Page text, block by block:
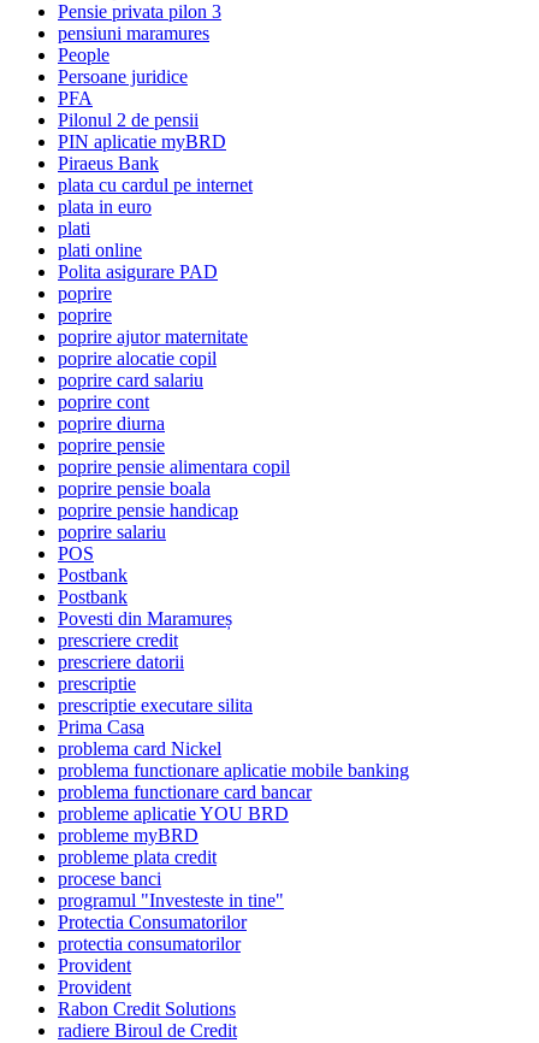
Pensie privata pilon 3
pensiuni maramures
People
Persoane juridice
PFA
Pilonul 2 de pensii
PIN aplicatie myBRD
Piraeus Bank
plata cu cardul pe internet
plata in euro
plati
plati online
Polita asigurare PAD
poprire
poprire
poprire ajutor maternitate
poprire alocatie copil
poprire card salariu
poprire cont
poprire diurna
poprire pensie
poprire pensie alimentara copil
poprire pensie boala
poprire pensie handicap
poprire salariu
POS
Postbank
Postbank
Povesti din Maramureș
prescriere credit
prescriere datorii
prescriptie
prescriptie executare silita
Prima Casa
problema card Nickel
problema functionare aplicatie mobile banking
problema functionare card bancar
probleme aplicatie YOU BRD
probleme myBRD
probleme plata credit
procese banci
programul "Investeste in tine"
Protectia Consumatorilor
protectia consumatorilor
Provident
Provident
Rabon Credit Solutions
radiere Biroul de Credit